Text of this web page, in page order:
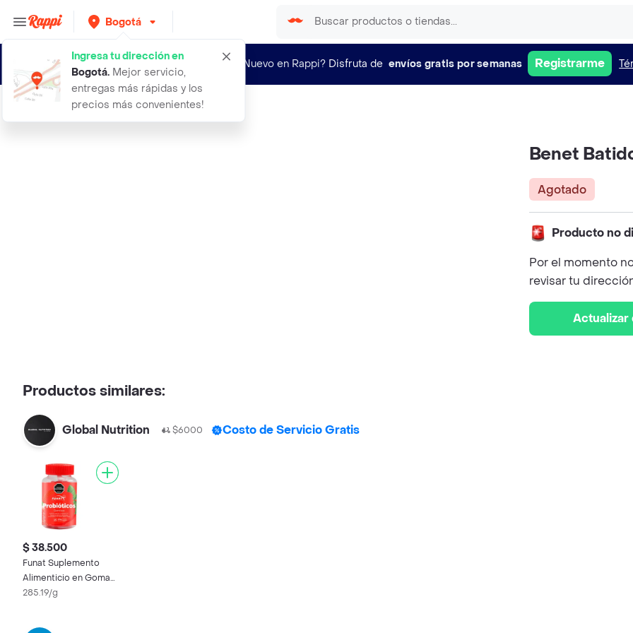
Bogotá
Ingresa tu dirección en
Bogotá. Mejor servicio,
entregas más rápidas y los
precios más convenientes!
¿Nuevo en Rappi? Disfruta de envíos gratis por semanas Registrarme
benet batido nutricional sistema in
Benet
Agotado
Producto no
Por el momento
revisar tu
Actualizar
Productos similares:
Global Nutrition $6000 Costo de Servicio Gratis
$ 38.500
Funat Suplemento
Alimenticio en Gomas
Con Probióticos Fresa
285.19/g